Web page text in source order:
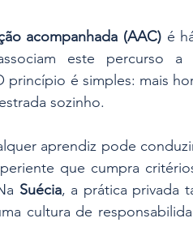
acompanhada (AAC) é
este percurso a
princípio é simples: mais
sozinho.
aprendiz pode
que cumpra
Suécia, a prática privada
cultura de